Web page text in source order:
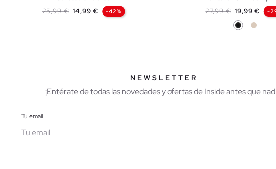
Precio base
25,99 € Precio
14,99 € -42%
AÑADIR A MI
Precio base
27,99 € Precio
19,99 € -
NegroBlanco
NEWSLETTER
¡Entérate de todas las novedades y ofertas de Inside antes que
Tu email